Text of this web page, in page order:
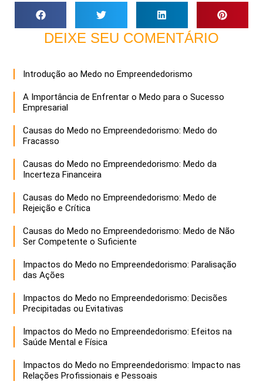
DEIXE SEU COMENTÁRIO
Introdução ao Medo no Empreendedorismo
A Importância de Enfrentar o Medo para o Sucesso
Empresarial
Causas do Medo no Empreendedorismo: Medo do
Fracasso
Causas do Medo no Empreendedorismo: Medo da
Incerteza Financeira
Causas do Medo no Empreendedorismo: Medo de
Rejeição e Crítica
Causas do Medo no Empreendedorismo: Medo de Não
Ser Competente o Suficiente
Impactos do Medo no Empreendedorismo: Paralisação
das Ações
Impactos do Medo no Empreendedorismo: Decisões
Precipitadas ou Evitativas
Impactos do Medo no Empreendedorismo: Efeitos na
Saúde Mental e Física
Impactos do Medo no Empreendedorismo: Impacto nas
Relações Profissionais e Pessoais